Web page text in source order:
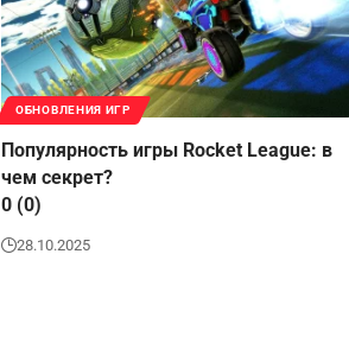
ОБНОВЛЕНИЯ ИГР
Популярность игры Rocket League: в
чем секрет?
0 (0)
28.10.2025